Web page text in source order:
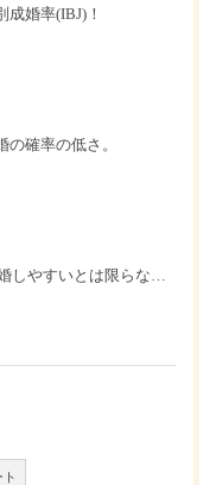
成婚率(IBJ)！
確率の低さ。
年収1000万円でも成婚しやすいとは限らない? 「年収帯別の成婚率」のリアル